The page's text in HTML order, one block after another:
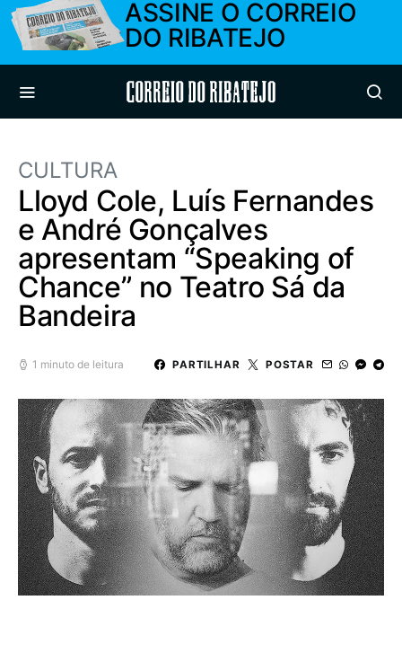
ASSINE O CORREIO
DO RIBATEJO
Correio do Ribatejo
CULTURA
Lloyd Cole, Luís Fernandes
e André Gonçalves
apresentam “Speaking of
Chance” no Teatro Sá da
Bandeira
1 minuto de leitura PARTILHAR POSTAR